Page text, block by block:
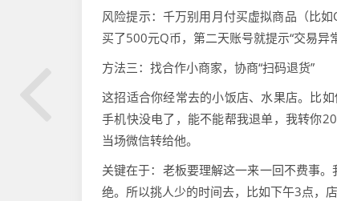
风险提示：千万别用月付买虚拟商品（比
买了500元Q币，第二天账号就提示“交易异
方法三：找合作小商家，协商“扫码退货”
这招适合你经常去的小饭店、水果店。比
手机快没电了，能不能帮我退单，我转你
当场微信转给他。
关键在于：老板要理解这一来一回不费事
绝。所以挑人少的时间去，比如下午3点，